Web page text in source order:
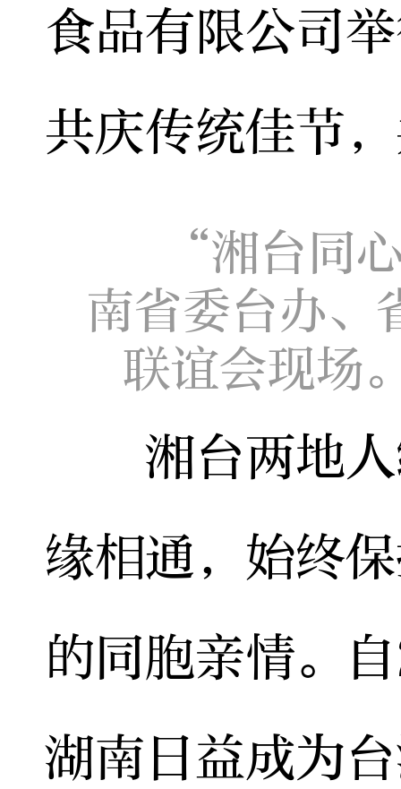
食品有限公司
共庆传统佳节
“湘台同
南省委台办、
联谊会现场
湘台两地人
缘相通，始终
的同胞亲情。
湖南日益成为